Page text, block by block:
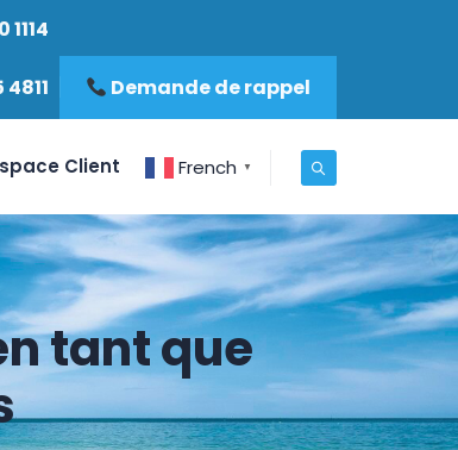
Demande de rappel
Client French ▼
tant que